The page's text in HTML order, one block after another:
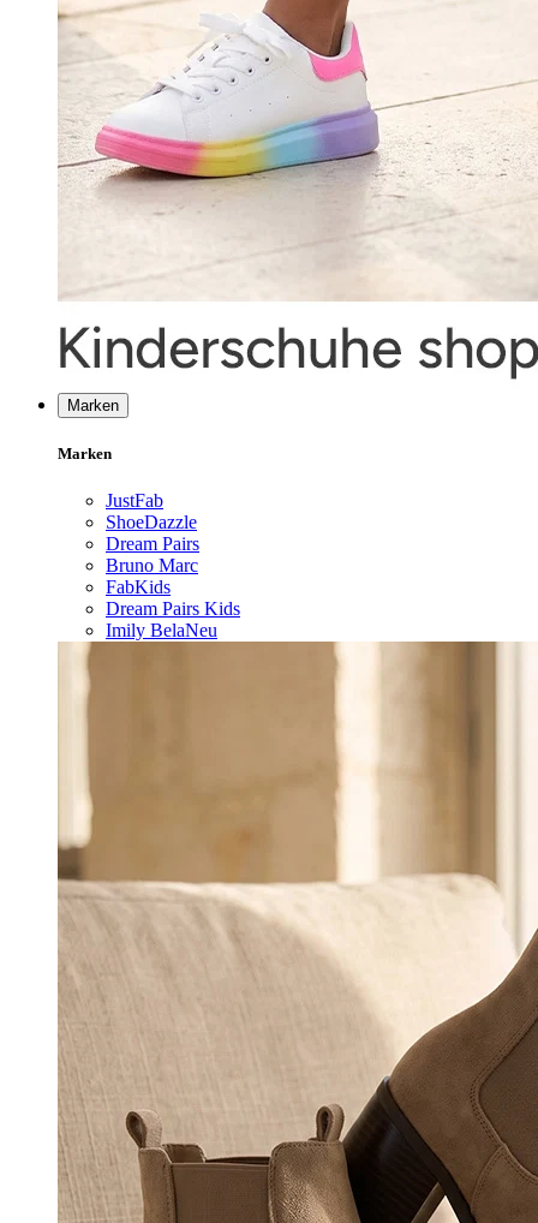
Marken
Marken
JustFab
ShoeDazzle
Dream Pairs
Bruno Marc
FabKids
Dream Pairs Kids
Imily BelaNeu